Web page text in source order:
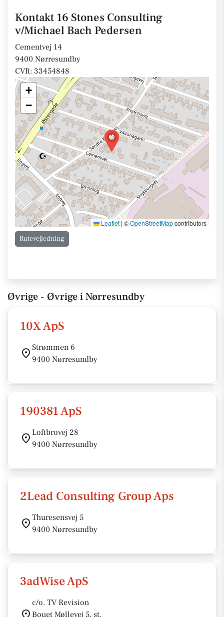
Kontakt 16 Stones Consulting
v/Michael Bach Pedersen
Cementvej 14
9400 Nørresundby
CVR: 33454848
+
−
Leaflet | ©OpenStreetMapcontributors
Rutevejledning
Øvrige - Øvrige i Nørresundby
10X ApS
Strømmen 6
9400 Nørresundby
190381 ApS
Loftbrovej 28
9400 Nørresundby
2Lead Consulting Group Aps
Thuresensvej 5
9400 Nørresundby
3adWise ApS
c/o. TV Revision
Bouet Møllevej 5, st.